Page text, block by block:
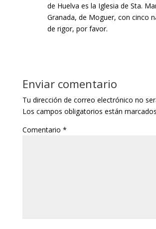
de Huelva es la Iglesia de Sta.
Granada, de Moguer, con cinco
de rigor, por favor.
Enviar comentario
Tu dirección de correo electrónico no
Los campos obligatorios están
Comentario *